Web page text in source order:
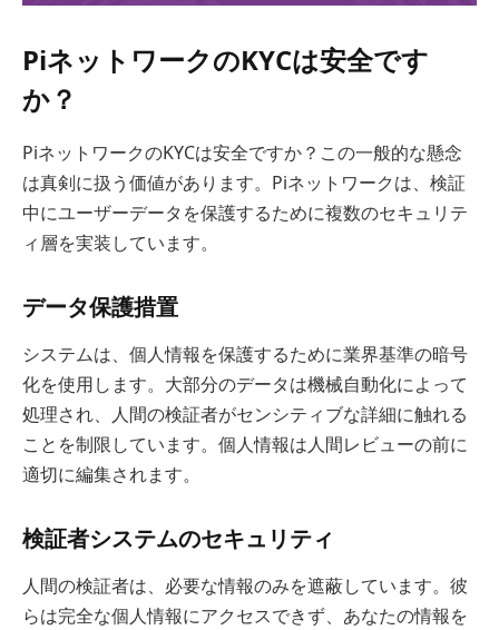
PiネットワークのKYCは安全です
か？
PiネットワークのKYCは安全ですか？この一般的な懸念
は真剣に扱う価値があります。Piネットワークは、検証
中にユーザーデータを保護するために複数のセキュリテ
ィ層を実装しています。
データ保護措置
システムは、個人情報を保護するために業界基準の暗号
化を使用します。大部分のデータは機械自動化によって
処理され、人間の検証者がセンシティブな詳細に触れる
ことを制限しています。個人情報は人間レビューの前に
適切に編集されます。
検証者システムのセキュリティ
人間の検証者は、必要な情報のみを遮蔽しています。彼
らは完全な個人情報にアクセスできず、あなたの情報を